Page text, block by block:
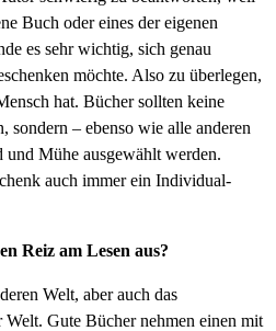
Buch oder eines der eigenen
es sehr wichtig, sich genau
möchte. Also zu überlegen,
hat. Bücher sollten keine
sondern – ebenso wie alle anderen
und Mühe ausgewählt werden.
auch immer ein Individual-
Reiz am Lesen aus?
Welt, aber auch das
Welt. Gute Bücher nehmen einen mit